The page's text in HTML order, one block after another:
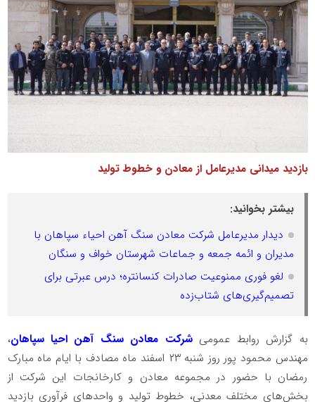
بازدید میدانی مدیرعامل از معادن و خطوط تولید
بیشتر بخوانید:
دیدار مدیرعامل شرکت معادن سنگ آهن احیاء سپاهان با
مدیران و ائمه جمعه و جماعات شهرستان خواف و سنگان
لغو فوری ممنوعیت صادرات کنسانتره؛ درس عبرتی برای
تصمیم‌گیری‌های شتاب‌زده
به گزارش روابط عمومی شرکت معادن سنگ آهن احیا سپاهان،
مهندس محمود پور روز شنبه ۲۳ اسفند ماه مصادف با ایام ماه مبارک
رمضان با حضور در مجموعه معادن و کارخانجات این شرکت از
بخش‌های مختلف معدنی، خطوط تولید و واحدهای فرآوری بازدید